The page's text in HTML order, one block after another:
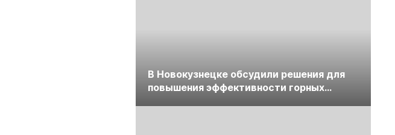
В Новокузнецке обсудили решения для
повышения эффективности горных